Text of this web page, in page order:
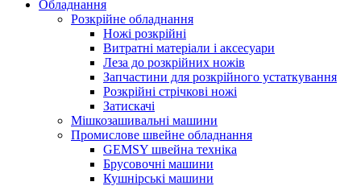
Обладнання
Розкрійне обладнання
Ножі розкрійні
Витратні матеріали і аксесуари
Леза до розкрійних ножів
Запчастини для розкрійного устаткування
Розкрійні стрічкові ножі
Затискачі
Мішкозашивальні машини
Промислове швейне обладнання
GEMSY швейна техніка
Брусовочні машини
Кушнірські машини